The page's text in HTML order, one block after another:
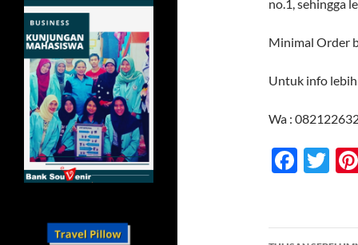
no.1, sehingga
Minimal Order
Untuk info
Wa :
F
b
T
er